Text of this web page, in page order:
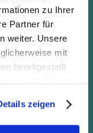
zu Ihrer
Partner für
weiter. Unsere
mit
bereitgestellt
zeigen
mich